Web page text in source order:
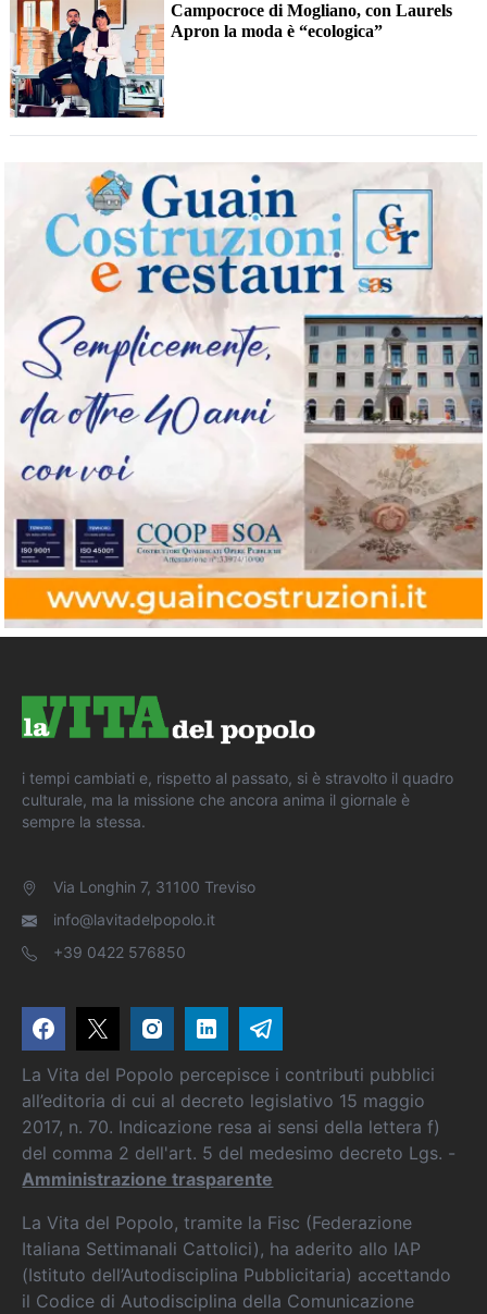
Campocroce di Mogliano, con Laurels
Apron la moda è “ecologica”
i tempi cambiati e, rispetto al passato, si è stravolto il quadro
culturale, ma la missione che ancora anima il giornale è
sempre la stessa.
Via Longhin 7, 31100 Treviso
info@lavitadelpopolo.it
+39 0422 576850
La Vita del Popolo percepisce i contributi pubblici
all’editoria di cui al decreto legislativo 15 maggio
2017, n. 70. Indicazione resa ai sensi della lettera f)
del comma 2 dell'art. 5 del medesimo decreto Lgs. -
Amministrazione trasparente
La Vita del Popolo, tramite la Fisc (Federazione
Italiana Settimanali Cattolici), ha aderito allo IAP
(Istituto dell’Autodisciplina Pubblicitaria) accettando
il Codice di Autodisciplina della Comunicazione